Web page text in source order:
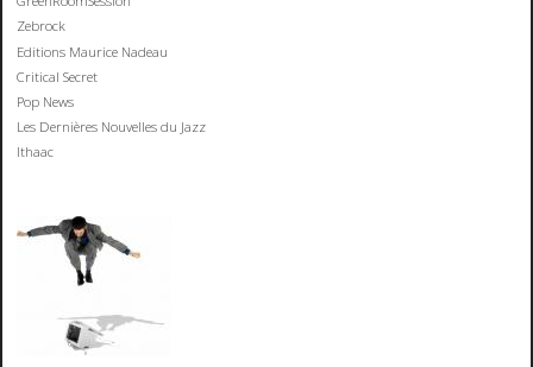
Zebrock
Editions Maurice Nadeau
Critical Secret
Pop News
Les Dernières Nouvelles du Jazz
Ithaac